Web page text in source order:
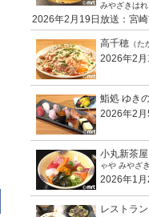
みやざきはれ
2026年2月19日放送：宮
高千穂 （た
2026年2月
鮨処 ゆき
2026年2
小丸新茶
ゃや みやざ
2026年1
レストラ